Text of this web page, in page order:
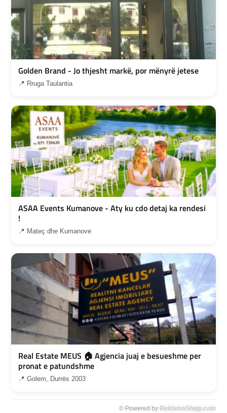
Golden Brand - Jo thjesht markë, por mënyrë jetese
📍 Rruga Taulantia
ASAA Events Kumanove - Aty ku cdo detaj ka rendesi
!
📍 Mateç dhe Kumanove
Real Estate MEUS 🏠 Agjencia juaj e besueshme per
pronat e patundshme
📍 Golem, Durrës 2003
© Powered by ReklamaShqip.com